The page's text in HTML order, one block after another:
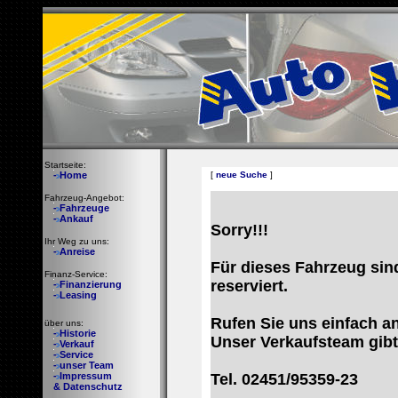
Startseite:
- Home
Fahrzeug-Angebot:
- Fahrzeuge
- Ankauf
Ihr Weg zu uns:
- Anreise
Finanz-Service:
- Finanzierung
- Leasing
über uns:
- Historie
- Verkauf
- Service
- unser Team
- Impressum
& Datenschutz
[ neue Suche ]
Sorry!!!
Für dieses Fahrzeug
reserviert.
Rufen Sie uns einfach
Unser Verkaufsteam
Tel. 02451/95359-23